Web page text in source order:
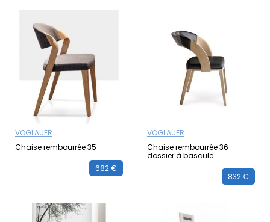
VOGLAUER
Chaise rembourrée 35
682 €
VOGLAUER
Chaise rembourrée 36
dossier à bascule
832 €